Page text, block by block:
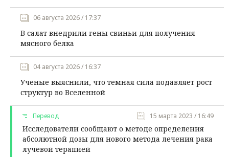
06 августа 2026 / 17:37
В салат внедрили гены свиньи для получения
мясного белка
04 августа 2026 / 16:37
Ученые выяснили, что темная сила подавляет рост
структур во Вселенной
Перевод 15 марта 2023 / 16:49
Исследователи сообщают о методе определения
абсолютной дозы для нового метода лечения рака
лучевой терапией